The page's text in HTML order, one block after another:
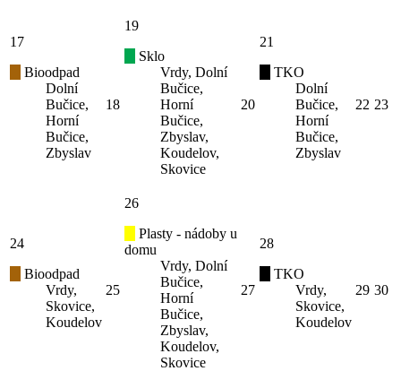
17
Bioodpad
Dolní
Bučice,
Horní
Bučice,
Zbyslav
18
19
Sklo
Vrdy, Dolní
Bučice,
Horní
Bučice,
Zbyslav,
Koudelov,
Skovice
20
21
TKO
Dolní
Bučice,
Horní
Bučice,
Zbyslav
22 23
24
Bioodpad
Vrdy,
Skovice,
Koudelov
25
26
Plasty - nádoby u
domu
Vrdy, Dolní
Bučice,
Horní
Bučice,
Zbyslav,
Koudelov,
Skovice
27
28
TKO
Vrdy,
Skovice,
Koudelov
29 30